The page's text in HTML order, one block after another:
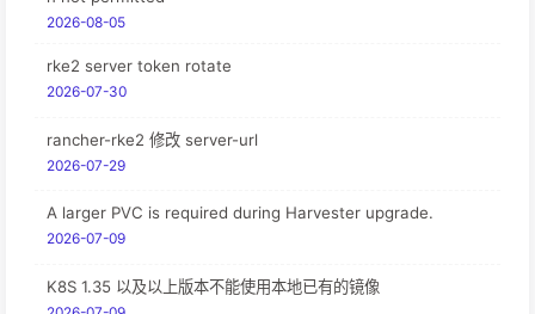
2026-08-05
rke2 server token rotate
2026-07-30
rancher-rke2 修改 server-url
2026-07-29
A larger PVC is required during Harvester upgrade.
2026-07-09
K8S 1.35 以及以上版本不能使用本地已有的镜像